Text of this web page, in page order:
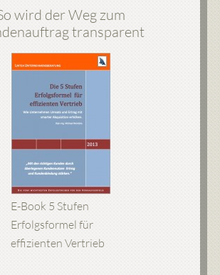
wird der Weg zum
transparent
E-Book 5 Stufen
Erfolgsformel für
effizienten Vertrieb